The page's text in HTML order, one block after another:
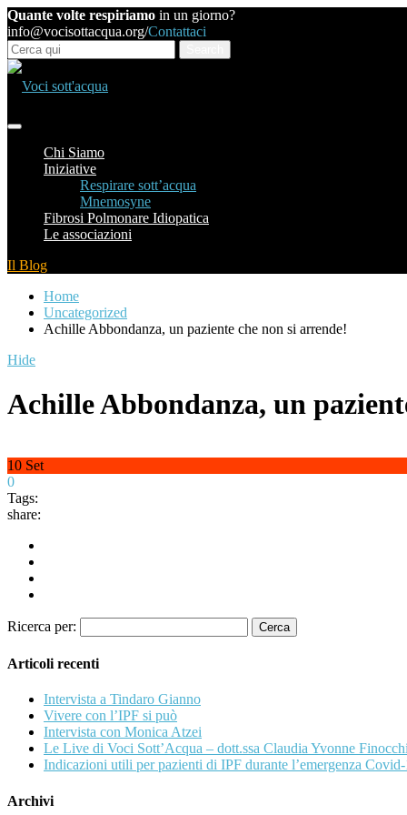
Quante volte respiriamo in un giorno?
info@vocisottacqua.org/Contattaci
Chi Siamo
Iniziative
Respirare sott’acqua
Mnemosyne
Fibrosi Polmonare Idiopatica
Le associazioni
Il Blog
Home
Uncategorized
Achille Abbondanza, un paziente che non si arrende!
Hide
Achille Abbondanza, un
10 Set
0
Tags:
share:
Ricerca per:
Articoli recenti
Intervista a Tindaro Gianno
Vivere con l’IPF si può
Intervista con Monica Atzei
Le Live di Voci Sott’Acqua – dott.ssa Claudia Yvonne
Indicazioni utili per pazienti di IPF durante l’emergenza
Archivi